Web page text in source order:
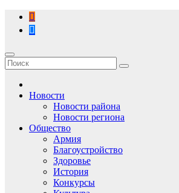
Перейти
содержимому
Новости
Новости района
Новости региона
Общество
Армия
Благоустройство
Здоровье
История
Конкурсы